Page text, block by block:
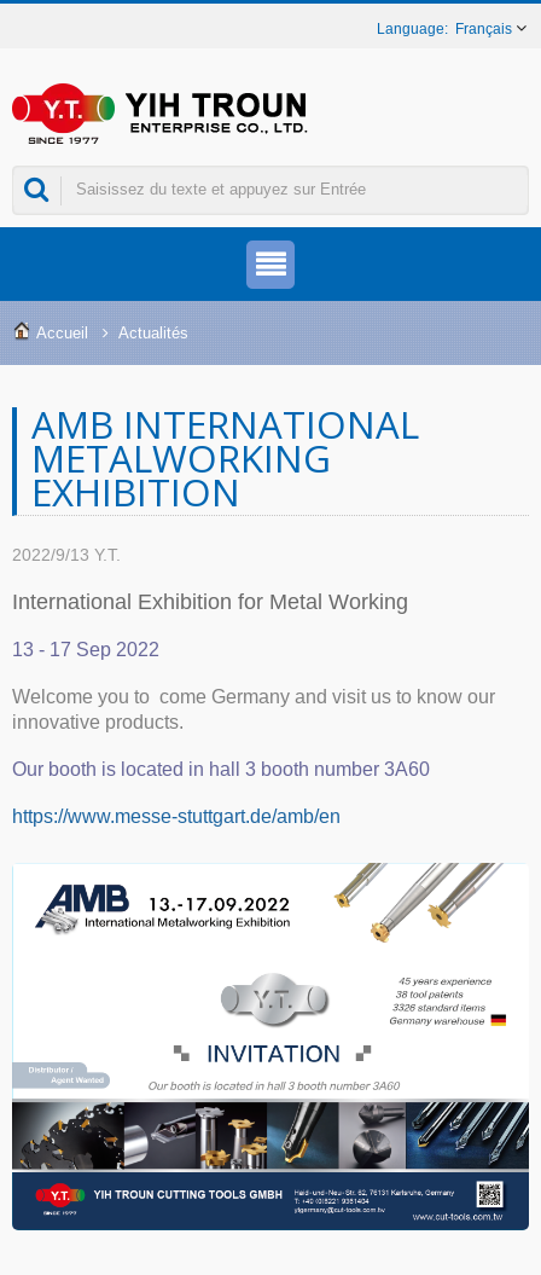
Français
Accueil Actualités
AMB INTERNATIONAL
METALWORKING
EXHIBITION
2022/9/13 Y.T.
International Exhibition for Metal Working
13 - 17 Sep 2022
Welcome you to come Germany and visit us to know our
innovative products.
Our booth is located in hall 3 booth number 3A60
https://www.messe-stuttgart.de/amb/en